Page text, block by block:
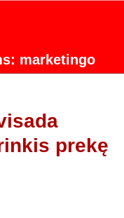
marketingo
prekę